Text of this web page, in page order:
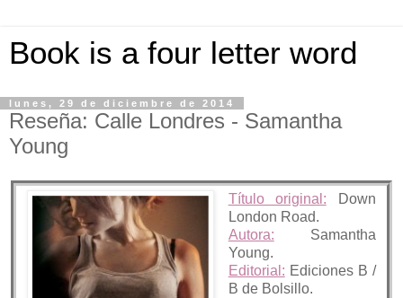
Book is a four letter word
lunes, 29 de diciembre de 2014
Reseña: Calle Londres - Samantha
Young
Título original: Down
London Road.
Autora: Samantha
Young.
Editorial: Ediciones B /
B de Bolsillo.